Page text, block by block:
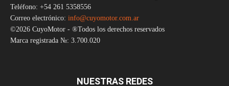
Teléfono: +54 261 5358556
Correo electrónico: info@cuyomotor.com.ar
©2026 CuyoMotor - ®Todos los derechos reservados
Marca registrada №: 3.700.020
NUESTRAS REDES